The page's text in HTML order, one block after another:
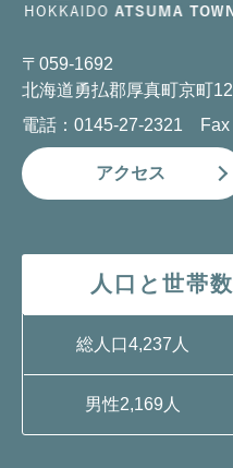
〒059-1692
北海道勇払郡厚真町京町
電話：0145-27-2321 Fax
アクセス
人口と世帯数
総人口4,237人
男性2,169人